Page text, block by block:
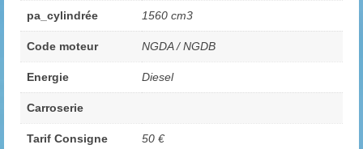
pa_cylindrée 1560 cm3
Code moteur NGDA / NGDB
Energie Diesel
Carroserie
Tarif Consigne 50 €